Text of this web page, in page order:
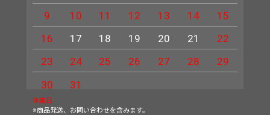
9
10 11 12 13 14
15
16
17 18 19 20 21
22
23
24 25 26 27 28
29
30
31
休業日
※商品発送、お問い合わせを含みます。